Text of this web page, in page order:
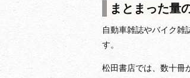
まとまった量
自動車雑誌やバイク雑
す。
松田書店では、数十冊